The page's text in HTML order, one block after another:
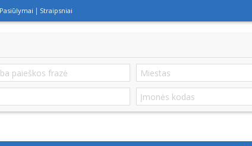
Pasiūlymai Straipsniai